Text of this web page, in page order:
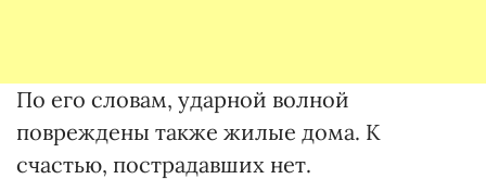
По его словам, ударной волной
повреждены также жилые дома. К
счастью, пострадавших нет.